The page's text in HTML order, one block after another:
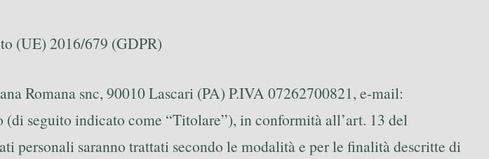
(UE) 2016/679 (GDPR)
Romana snc, 90010 Lascari (PA) P.IVA 07262700821, e-mail:
seguito indicato come “Titolare”), in conformità all’art. 13 del
personali saranno trattati secondo le modalità e per le finalità descritte di